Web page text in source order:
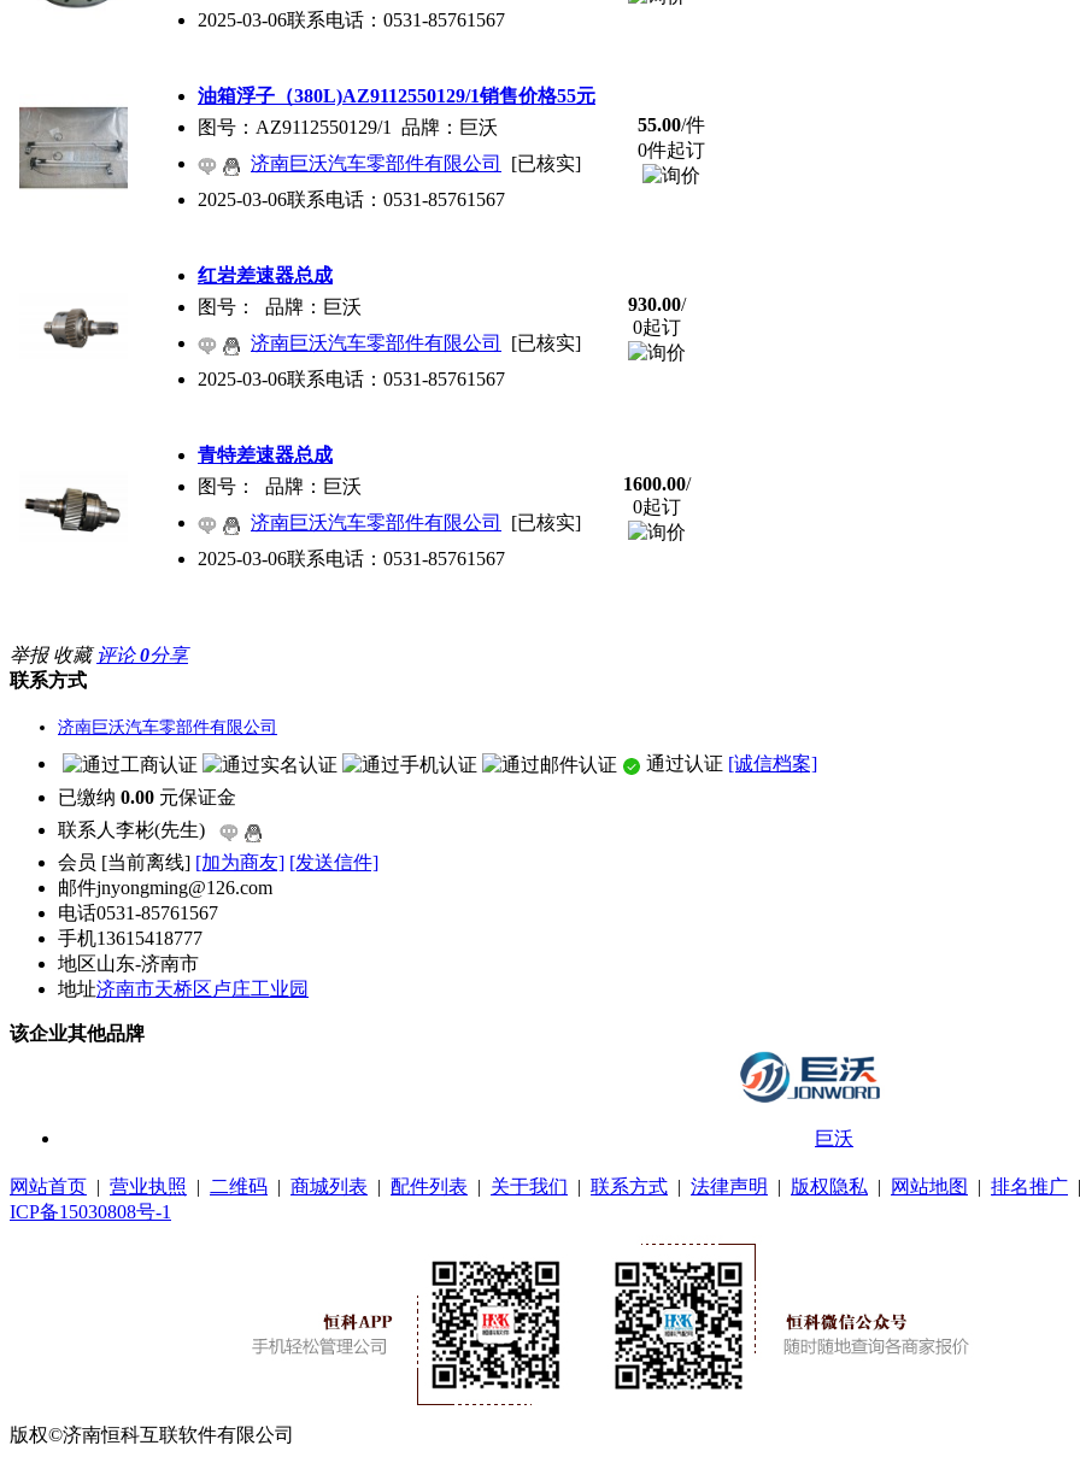
2025-03-06联系电话： 0531-85761567
油箱浮子（380L)AZ9112550129/1销售价格55元
图号：AZ9112550129/1 品牌：巨沃
济南巨沃汽车零部件有限公司
[已核实]
2025-03-06联系电话： 0531-85761567
55.00/件
0件起订
红岩差速器总成
图号： 品牌：巨沃
济南巨沃汽车零部件有限公司
[已核实]
2025-03-06联系电话： 0531-85761567
930.00/
0起订
青特差速器总成
图号： 品牌：巨沃
济南巨沃汽车零部件有限公司
[已核实]
2025-03-06联系电话： 0531-85761567
1600.00/
0起订
举报 收藏评论0分享
联系方式
济南巨沃汽车零部件有限公司
通过认证 [诚信档案]
已缴纳 0.00 元保证金
联系人 李彬(先生)
会员 [当前离线] [加为商友] [发送信件]
邮件jnyongming@126.com
电话0531-85761567
手机13615418777
地区山东-济南市
地址济南市天桥区卢庄工业园
该企业其他品牌
巨沃
网站首页 | 营业执照 | 二维码 | 商城列表 | 配件列表 | 关于我们 | 联系方式 | 法律声明 | 版权隐私 | 网站地图 | 排名推广
ICP备15030808号-1
版权©济南恒科互联软件有限公司